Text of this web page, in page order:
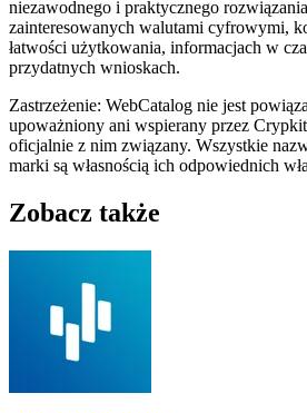
niezawodnego i praktycznego
zainteresowanych walutami cyfrowymi,
łatwości użytkowania, informacjach w
przydatnych wnioskach.
Zastrzeżenie: WebCatalog nie jest
upoważniony ani wspierany przez
oficjalnie z nim związany. Wszystkie
marki są własnością ich odpowiednich
Zobacz także